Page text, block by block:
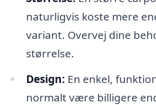
naturligvis koste mere
variant. Overvej dine
størrelse.
Design: En enkel,
normalt være billigere